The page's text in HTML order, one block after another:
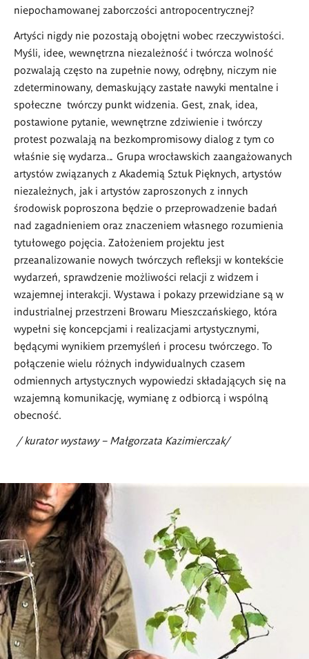
niepochamowanej zaborczości antropocentrycznej?
Artyści nigdy nie pozostają obojętni wobec rzeczywistości.
Myśli, idee, wewnętrzna niezależność i twórcza wolność
pozwalają często na zupełnie nowy, odrębny, niczym nie
zdeterminowany, demaskujący zastałe nawyki mentalne i
społeczne twórczy punkt widzenia. Gest, znak, idea,
postawione pytanie, wewnętrzne zdziwienie i twórczy
protest pozwalają na bezkompromisowy dialog z tym co
właśnie się wydarza… Grupa wrocławskich zaangażowanych
artystów związanych z Akademią Sztuk Pięknych, artystów
niezależnych, jak i artystów zaproszonych z innych
środowisk poproszona będzie o przeprowadzenie badań
nad zagadnieniem oraz znaczeniem własnego rozumienia
tytułowego pojęcia. Założeniem projektu jest
przeanalizowanie nowych twórczych refleksji w kontekście
wydarzeń, sprawdzenie możliwości relacji z widzem i
wzajemnej interakcji. Wystawa i pokazy przewidziane są w
industrialnej przestrzeni Browaru Mieszczańskiego, która
wypełni się koncepcjami i realizacjami artystycznymi,
będącymi wynikiem przemyśleń i procesu twórczego. To
połączenie wielu różnych indywidualnych czasem
odmiennych artystycznych wypowiedzi składających się na
wzajemną komunikację, wymianę z odbiorcą i wspólną
obecność.
/ kurator wystawy – Małgorzata Kazimierczak/